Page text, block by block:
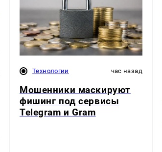
Технологии час назад
Мошенники маскируют
фишинг под сервисы
Telegram и Gram